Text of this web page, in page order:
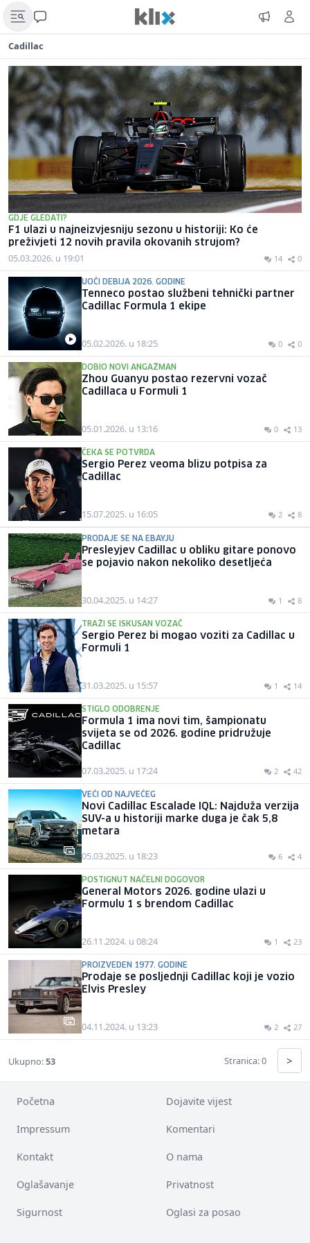
Cadillac
GDJE GLEDATI?
F1 ulazi u najneizvjesniju sezonu u historiji: Ko će
preživjeti 12 novih pravila okovanih strujom?
05.03.2026. u 19:01 14 0
UOČI DEBIJA 2026. GODINE
Tenneco postao službeni tehnički partner
Cadillac Formula 1 ekipe
05.02.2026. u 18:25 0 0
DOBIO NOVI ANGAŽMAN
Zhou Guanyu postao rezervni vozač
Cadillaca u Formuli 1
05.01.2026. u 13:16 0 13
ČEKA SE POTVRDA
Sergio Perez veoma blizu potpisa za
Cadillac
15.07.2025. u 16:05 2 8
PRODAJE SE NA EBAYJU
Presleyjev Cadillac u obliku gitare ponovo
se pojavio nakon nekoliko desetljeća
30.04.2025. u 14:27 1 8
TRAŽI SE ISKUSAN VOZAČ
Sergio Perez bi mogao voziti za Cadillac u
Formuli 1
31.03.2025. u 15:57 1 14
STIGLO ODOBRENJE
Formula 1 ima novi tim, šampionatu
svijeta se od 2026. godine pridružuje
Cadillac
07.03.2025. u 17:24 2 42
VEĆI OD NAJVEĆEG
Novi Cadillac Escalade IQL: Najduža verzija
SUV-a u historiji marke duga je čak 5,8
metara
05.03.2025. u 18:23 6 4
POSTIGNUT NAČELNI DOGOVOR
General Motors 2026. godine ulazi u
Formulu 1 s brendom Cadillac
26.11.2024. u 08:24 1 23
PROIZVEDEN 1977. GODINE
Prodaje se posljednji Cadillac koji je vozio
Elvis Presley
04.11.2024. u 13:23 2 27
Ukupno:53 Stranica: 0 >
Početna Dojavite vijest
Impressum Komentari
Kontakt O nama
Oglašavanje Privatnost
Sigurnost Oglasi za posao